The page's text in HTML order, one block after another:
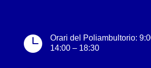

Orari del Poliambultorio:
14:00 – 18:30